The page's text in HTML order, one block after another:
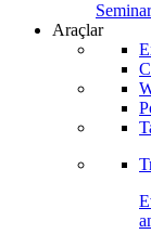
Araçlar